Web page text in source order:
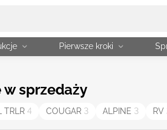
Pierwsze kroki
sprzedaży
TRLR 4 COUGAR 3 ALPINE 3 RV